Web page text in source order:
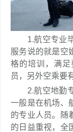
1.航空专业毕
服务说的就是空
格的培训，满
员，另外空乘要
2.航空地勤专
一般是在机场、
的专业人员。随
的日益重视，全